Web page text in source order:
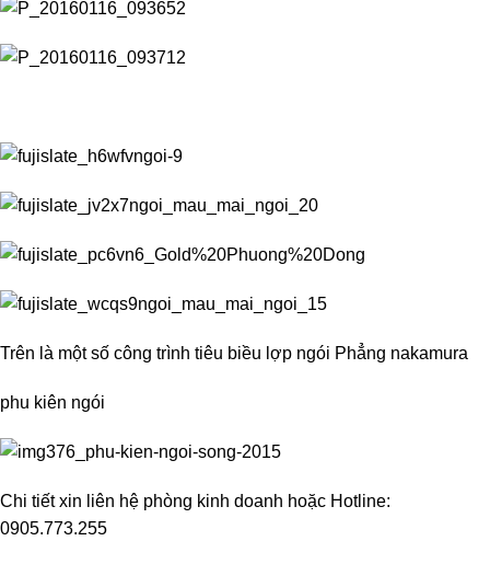
Trên là một số công trình tiêu biều lợp ngói Phẳng nakamura
phu kiên ngói
Chi tiết xin liên hệ phòng kinh doanh hoặc Hotline:
0905.773.255